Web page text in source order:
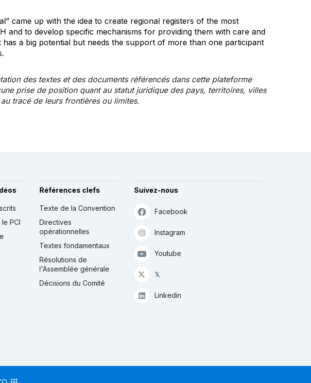
came up with the idea to create regional registers of the most
and to develop specific mechanisms for providing them with care and
a big potential but needs the support of more than one participant
des textes et des documents référencés dans cette plateforme
prise de position quant au statut juridique des pays, territoires, villes
tracé de leurs frontières ou limites.
PCI
Références clefs
Texte de la Convention
Directives
opérationnelles
Textes fondamentaux
Résolutions de
l'Assemblée générale
Décisions du Comité
Suivez-nous
Facebook
Instagram
Youtube
𝕏
Linkedin